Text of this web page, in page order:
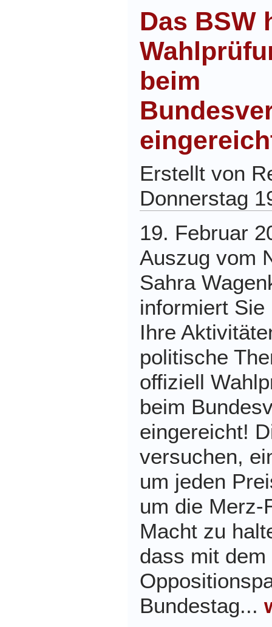
Das BSW
beim
Erstellt von
Donnerstag
19. Februar
Auszug vom
Sahra
informiert
Ihre
politische
offiziell
beim
eingereicht!
versuchen,
um jeden
um die Merz-
Macht zu
dass mit
Bundestag...